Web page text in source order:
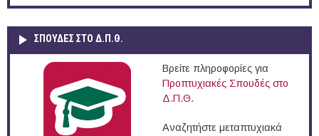
ΣΠΟΥΔΈΣ ΣΤΟ Δ.Π.Θ.
Βρείτε πληροφορίες για
Προπτυχιακές Σπουδές στο
Δ.Π.Θ.
Αναζητήστε μεταπτυχιακά